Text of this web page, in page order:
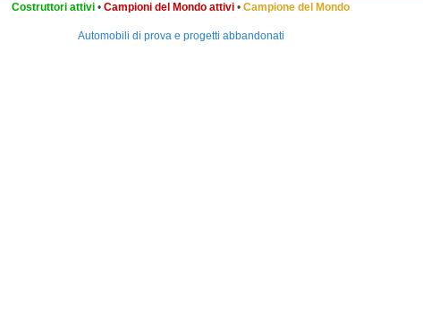
Costruttori attivi • Campioni del Mondo attivi • Campione del Mondo
Automobili di prova e progetti abbandonati